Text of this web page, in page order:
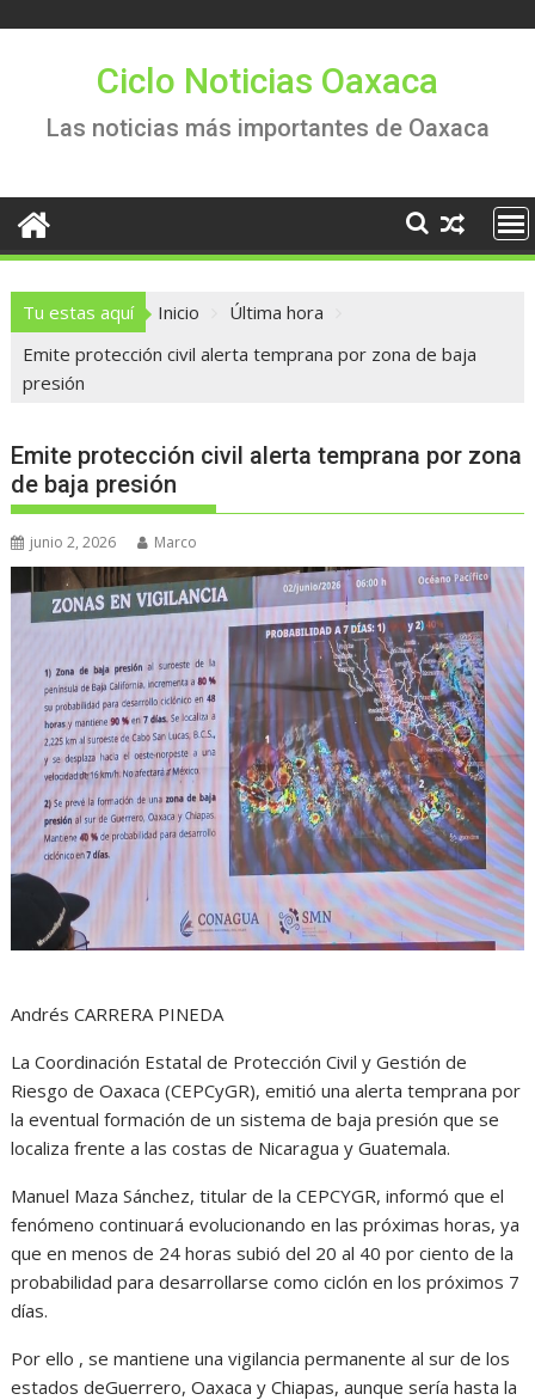
Ciclo Noticias Oaxaca
Las noticias más importantes de Oaxaca
Tu estas aquí Inicio
Última hora
Emite protección civil alerta temprana por zona de baja
presión
Emite protección civil alerta temprana por zona
de baja presión
junio 2, 2026 Marco
Andrés CARRERA PINEDA
La Coordinación Estatal de Protección Civil y Gestión de
Riesgo de Oaxaca (CEPCyGR), emitió una alerta temprana por
la eventual formación de un sistema de baja presión que se
localiza frente a las costas de Nicaragua y Guatemala.
Manuel Maza Sánchez, titular de la CEPCYGR, informó que el
fenómeno continuará evolucionando en las próximas horas, ya
que en menos de 24 horas subió del 20 al 40 por ciento de la
probabilidad para desarrollarse como ciclón en los próximos 7
días.
Por ello , se mantiene una vigilancia permanente al sur de los
estados deGuerrero, Oaxaca y Chiapas, aunque sería hasta la